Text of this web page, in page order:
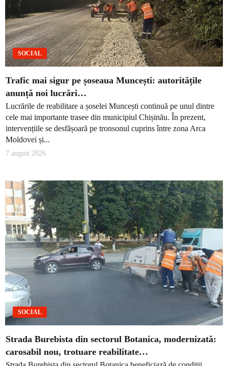
SOCIAL
Trafic mai sigur pe șoseaua Muncești: autoritățile
anunță noi lucrări…
Lucrările de reabilitare a șoselei Muncești continuă pe unul dintre
cele mai importante trasee din municipiul Chișinău. În prezent,
intervențiile se desfășoară pe tronsonul cuprins între zona Arca
Moldovei și...
7 august 2026
SOCIAL
Strada Burebista din sectorul Botanica, modernizată:
carosabil nou, trotuare reabilitate…